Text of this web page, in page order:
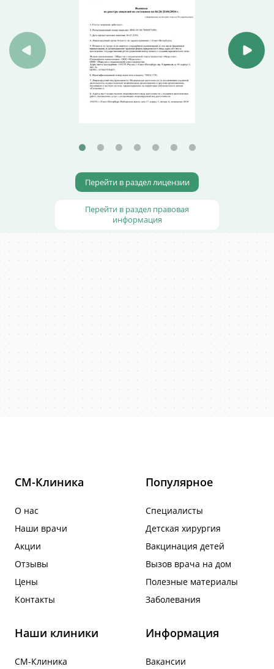
Перейти в раздел лицензии
Перейти в раздел правовая
информация
СМ-Клиника
О нас
Наши врачи
Акции
Отзывы
Цены
Контакты
Популярное
Специалисты
Детская хирургия
Вакцинация детей
Вызов врача на дом
Полезные материалы
Заболевания
Наши клиники
СМ-Клиника
Информация
Вакансии